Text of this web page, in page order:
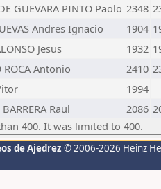
GUEVARA PINTO Paolo 2348
Andres Ignacio 1904
Jesus 1932
ROCA Antonio 2410
1994
Raul 2086
400. It was limited to 400.
de Ajedrez © 2006-2026 Heinz